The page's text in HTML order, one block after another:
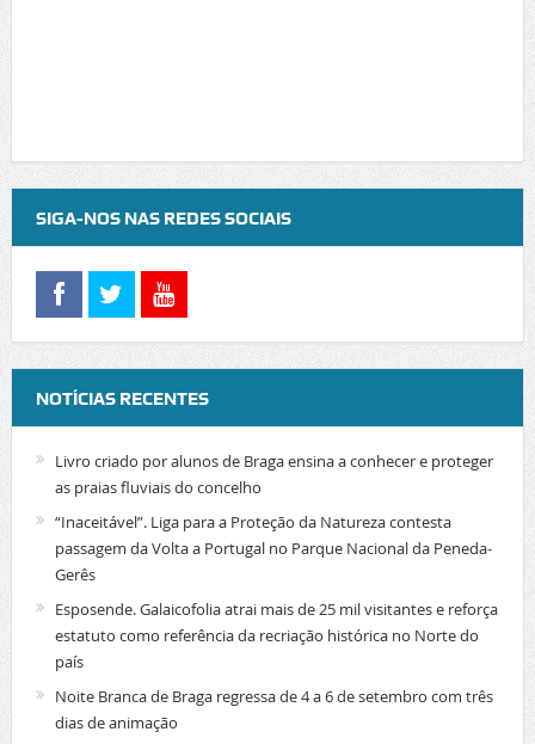
SIGA-NOS NAS REDES SOCIAIS
NOTÍCIAS RECENTES
Livro criado por alunos de Braga ensina a conhecer e proteger
as praias fluviais do concelho
“Inaceitável”. Liga para a Proteção da Natureza contesta
passagem da Volta a Portugal no Parque Nacional da Peneda-
Gerês
Esposende. Galaicofolia atrai mais de 25 mil visitantes e reforça
estatuto como referência da recriação histórica no Norte do
país
Noite Branca de Braga regressa de 4 a 6 de setembro com três
dias de animação